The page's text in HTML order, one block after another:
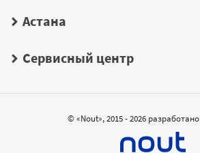
Астана
Сервисный центр
© «Nout», 2015 - 2026 разработано